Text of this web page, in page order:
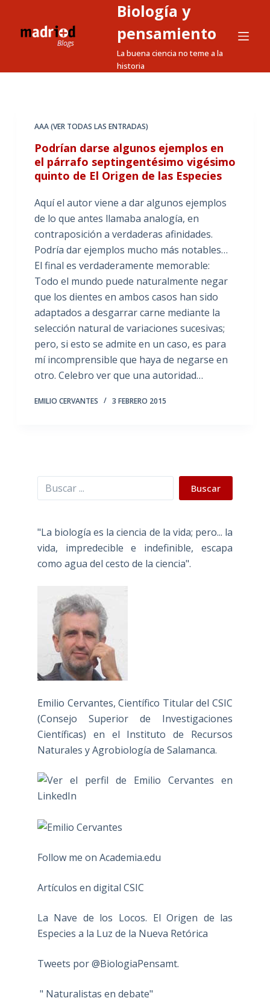
a
Biología y
pensamiento
La buena ciencia no teme a la
historia
AAA (VER TODAS LAS ENTRADAS)
Podrían darse algunos ejemplos en
el párrafo septingentésimo vigésimo
quinto de El Origen de las Especies
Aquí el autor viene a dar algunos ejemplos
de lo que antes llamaba analogía, en
contraposición a verdaderas afinidades.
Podría dar ejemplos mucho más notables…
El final es verdaderamente memorable:
Todo el mundo puede naturalmente negar
que los dientes en ambos casos han sido
adaptados a desgarrar carne mediante la
selección natural de variaciones sucesivas;
pero, si esto se admite en un caso, es para
mí incomprensible que haya de negarse en
otro. Celebro ver que una autoridad…
EMILIO CERVANTES 3 FEBRERO 2015
Buscar Buscar
"La biología es la ciencia de la vida; pero... la
vida, impredecible e indefinible, escapa
como agua del cesto de la ciencia".
Emilio Cervantes, Científico Titular del CSIC
(Consejo Superior de Investigaciones
Científicas) en el Instituto de Recursos
Naturales y Agrobiología de Salamanca.
Follow me on Academia.edu
Artículos en digital CSIC
La Nave de los Locos. El Origen de las
Especies a la Luz de la Nueva Retórica
Tweets por @BiologiaPensamt.
" Naturalistas en debate"